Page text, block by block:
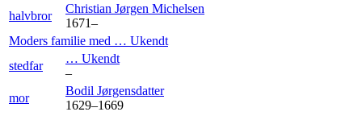
halvbror
Christian Jørgen Michelsen
1671–
Moders familie med … Ukendt
stedfar
… Ukendt
–
mor
Bodil Jørgensdatter
1629–1669